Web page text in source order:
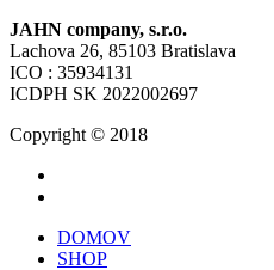
JAHN company, s.r.o.
Lachova 26, 85103 Bratislava
ICO : 35934131
ICDPH SK 2022002697
Copyright © 2018
DOMOV
SHOP